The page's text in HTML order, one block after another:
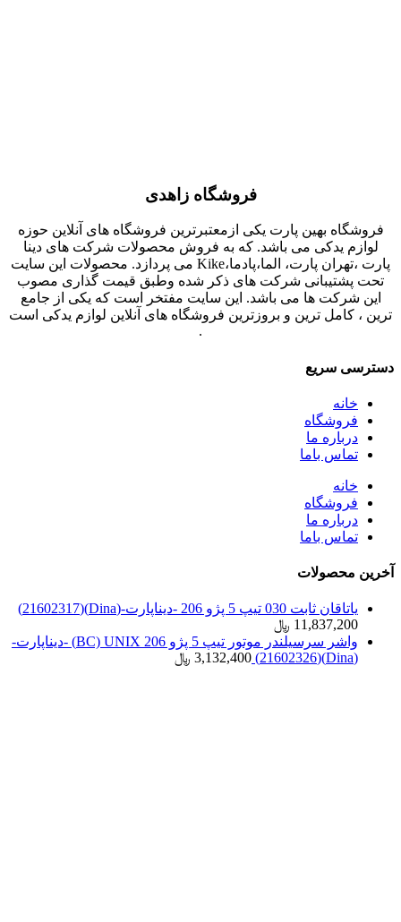
فروشگاه زاهدی
فروشگاه بهین پارت یکی ازمعتبرترین فروشگاه های آنلاین حوزه
لوازم یدکی می باشد. که به فروش محصولات شرکت های دینا
پارت ،تهران پارت، الما،پادما،Kike می پردازد. محصولات این سایت
تحت پشتیبانی شرکت های ذکر شده وطبق قیمت گذاری مصوب
این شرکت ها می باشد. این سایت مفتخر است که یکی از جامع
ترین ، کامل ترین و بروزترین فروشگاه های آنلاین لوازم یدکی است
.
دسترسی سریع
خانه
فروشگاه
درباره ما
تماس باما
خانه
فروشگاه
درباره ما
تماس باما
آخرین محصولات
یاتاقان ثابت 030 تیپ 5 پژو 206 -دیناپارت-(Dina)(21602317)
11,837,200 ﷼
واشر سرسیلندر موتور تیپ 5 پژو 206 BC) UNIX) -دیناپارت-
(Dina)(21602326)
3,132,400 ﷼